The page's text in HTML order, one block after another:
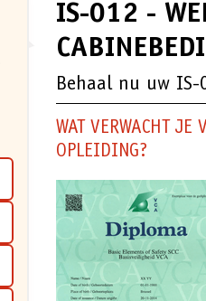
IS-012 -
Behaal nu uw
WAT VERWACHT
OPLEIDING?